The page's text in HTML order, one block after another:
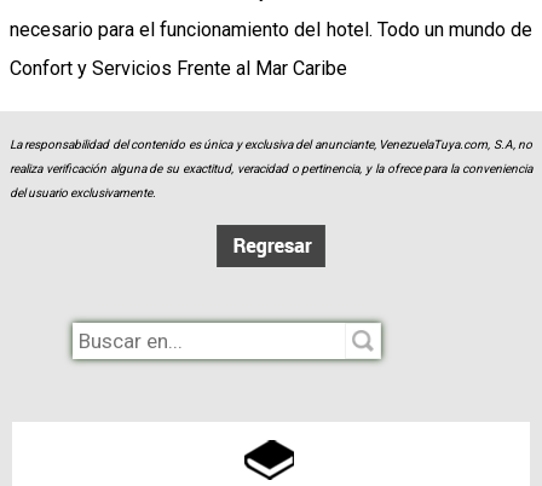
necesario para el funcionamiento del hotel. Todo un mundo de
Confort y Servicios Frente al Mar Caribe
La responsabilidad del contenido es única y exclusiva del anunciante, VenezuelaTuya.com, S.A, no
realiza verificación alguna de su exactitud, veracidad o pertinencia, y la ofrece para la conveniencia
del usuario exclusivamente.